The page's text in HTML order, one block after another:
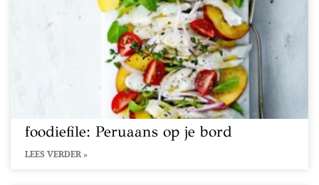
foodiefile: Peruaans op je bord
LEES VERDER »